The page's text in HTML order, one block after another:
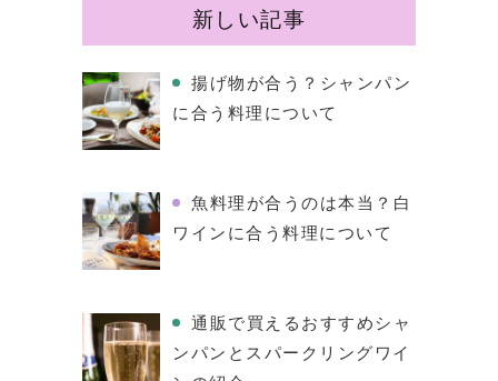
新しい記事
揚げ物が合う？シャンパン
に合う料理について
魚料理が合うのは本当？白
ワインに合う料理について
通販で買えるおすすめシャ
ンパンとスパークリングワイ